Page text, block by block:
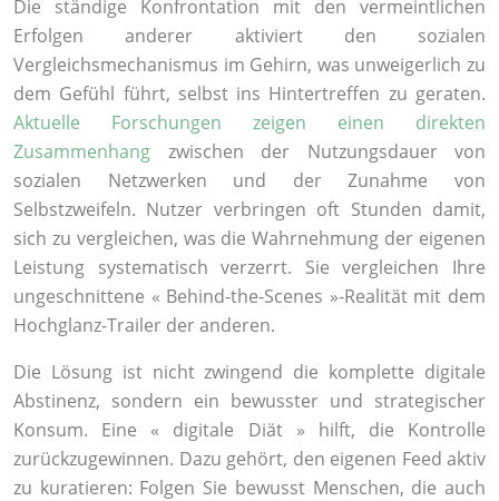
Die ständige Konfrontation mit den vermeintlichen
Erfolgen anderer aktiviert den sozialen
Vergleichsmechanismus im Gehirn, was unweigerlich zu
dem Gefühl führt, selbst ins Hintertreffen zu geraten.
Aktuelle Forschungen zeigen einen direkten
Zusammenhang zwischen der Nutzungsdauer von
sozialen Netzwerken und der Zunahme von
Selbstzweifeln. Nutzer verbringen oft Stunden damit,
sich zu vergleichen, was die Wahrnehmung der eigenen
Leistung systematisch verzerrt. Sie vergleichen Ihre
ungeschnittene « Behind-the-Scenes »-Realität mit dem
Hochglanz-Trailer der anderen.
Die Lösung ist nicht zwingend die komplette digitale
Abstinenz, sondern ein bewusster und strategischer
Konsum. Eine « digitale Diät » hilft, die Kontrolle
zurückzugewinnen. Dazu gehört, den eigenen Feed aktiv
zu kuratieren: Folgen Sie bewusst Menschen, die auch